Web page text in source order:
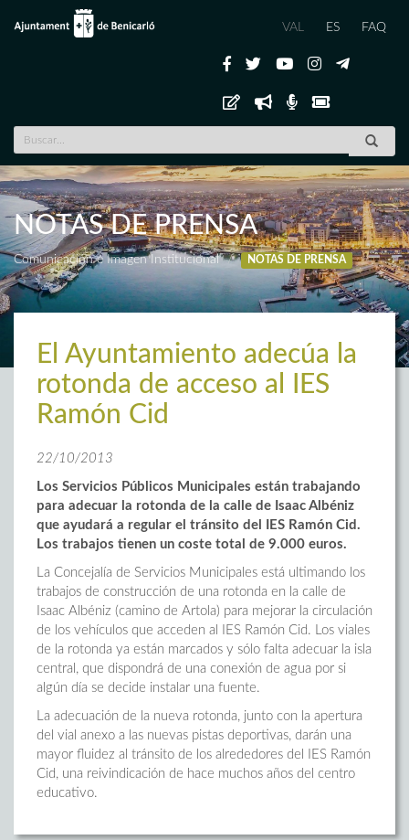
VAL ES FAQ
NOTAS DE PRENSA
Comunicación e Imagen Institucional NOTAS DE PRENSA
El Ayuntamiento adecúa la
rotonda de acceso al IES
Ramón Cid
22/10/2013
Los Servicios Públicos Municipales están trabajando
para adecuar la rotonda de la calle de Isaac Albéniz
que ayudará a regular el tránsito del IES Ramón Cid.
Los trabajos tienen un coste total de 9.000 euros.
La Concejalía de Servicios Municipales está ultimando los
trabajos de construcción de una rotonda en la calle de
Isaac Albéniz (camino de Artola) para mejorar la circulación
de los vehículos que acceden al IES Ramón Cid. Los viales
de la rotonda ya están marcados y sólo falta adecuar la isla
central, que dispondrá de una conexión de agua por si
algún día se decide instalar una fuente.
La adecuación de la nueva rotonda, junto con la apertura
del vial anexo a las nuevas pistas deportivas, darán una
mayor fluidez al tránsito de los alrededores del IES Ramón
Cid, una reivindicación de hace muchos años del centro
educativo.